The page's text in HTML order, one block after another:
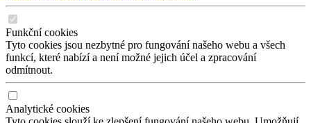
Funkční cookies
Tyto cookies jsou nezbytné pro fungování našeho webu a všech
funkcí, které nabízí a není možné jejich účel a zpracování
odmítnout.
Analytické cookies